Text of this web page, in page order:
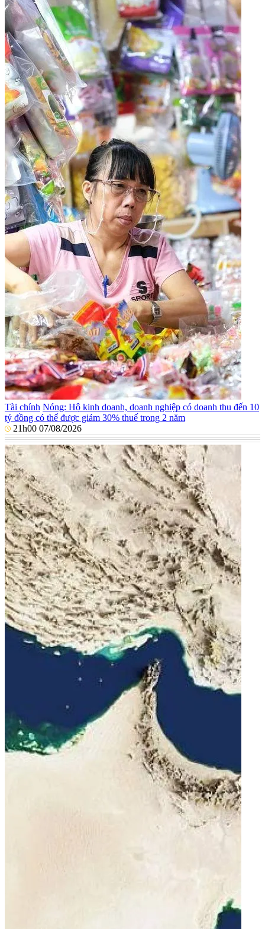
Tài chính Nóng: Hộ kinh doanh, doanh nghiệp có doanh thu đến 10
tỷ đồng có thể được giảm 30% thuế trong 2 năm
21h00 07/08/2026